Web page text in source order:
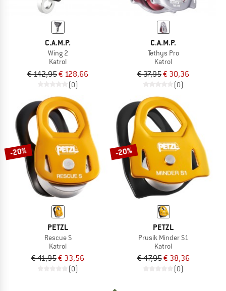
C.A.M.P.
Wing 2
Katrol
€ 142,95€ 128,66
(0)
C.A.M.P.
Tethys Pro
Katrol
€ 37,95€ 30,36
(0)
-20%
PETZL
Rescue S
Katrol
€ 41,95€ 33,56
(0)
-20%
PETZL
Prusik Minder S1
Katrol
€ 47,95€ 38,36
(0)